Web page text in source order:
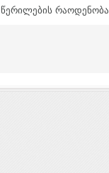
წერილების რაოდენობა